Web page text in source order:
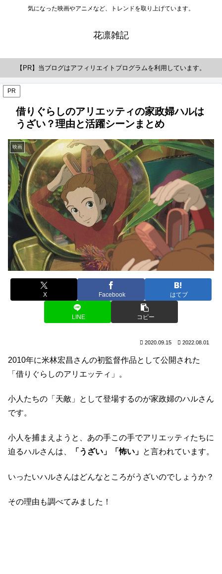
気になった映画やアニメなど、トレンドを取り上げています。
花凛雑記
【PR】当ブログはアフィリエイトプログラムを利用しています。
PR
借りぐらしのアリエッティの家政婦ハルは
うざい？理由と活躍シーンまとめ
映画
X Facebook はてブ
LINE コピー
2020.09.15 2022.08.01
2010年に米林宏昌さんの初監督作品として公開された
「借りぐらしのアリエッティ」。
小人たちの「天敵」として登場するのが家政婦のハルさん
です。
小人を捕まえようと、あの手この手でアリエッティたちに
迫るハルさんは、
「うざい」「怖い」 と言われています。
いったいハルさんはどんなところがうざいのでしょうか？
その理由も調べてみました！